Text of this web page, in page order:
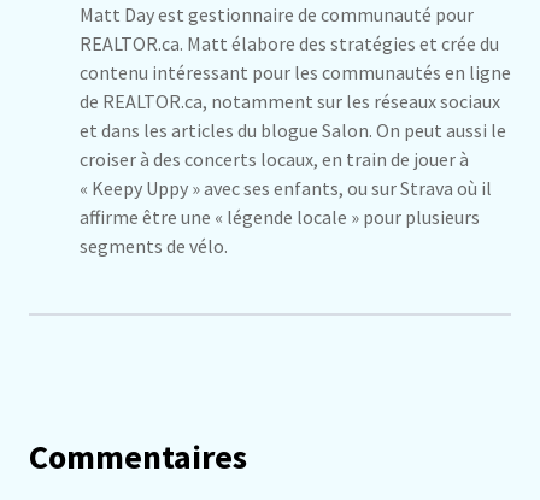
Matt Day est gestionnaire de communauté pour
REALTOR.ca. Matt élabore des stratégies et crée du
contenu intéressant pour les communautés en ligne
de REALTOR.ca, notamment sur les réseaux sociaux
et dans les articles du blogue Salon. On peut aussi le
croiser à des concerts locaux, en train de jouer à
« Keepy Uppy » avec ses enfants, ou sur Strava où il
affirme être une « légende locale » pour plusieurs
segments de vélo.
Commentaires